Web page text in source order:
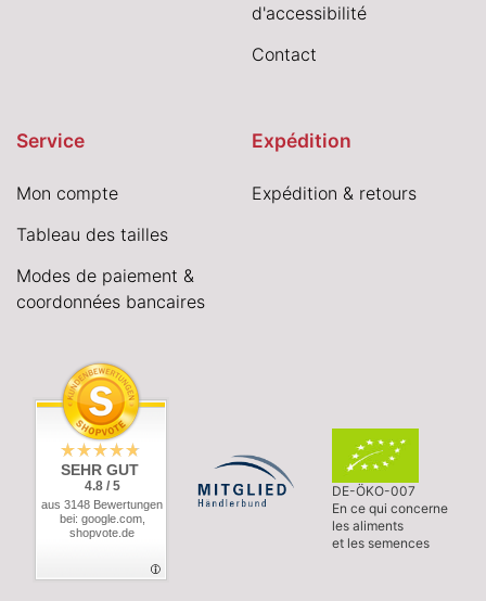
d'accessibilité
Contact
Service
Mon compte
Tableau des tailles
Modes de paiement &
coordonnées bancaires
Expédition
Expédition & retours
SEHR GUT
4.8 / 5
aus 3148 Bewertungen
bei: google.com,
shopvote.de
DE-ÖKO-007
En ce qui concerne
les aliments
et les semences